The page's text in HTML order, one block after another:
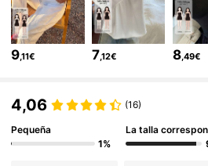
4,86 6.6M Seguidores
6.6M Seguidores
9,11€ 7,12€ 8,49€
4,06 (16)
Pequeña
1%
La talla